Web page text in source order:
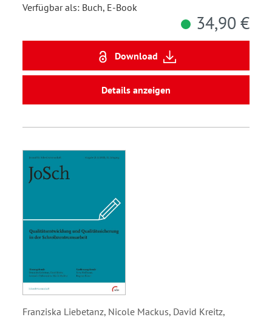
Verfügbar als: Buch, E-Book
34,90 €
Download
Details anzeigen
Franziska Liebetanz, Nicole Mackus, David Kreitz,